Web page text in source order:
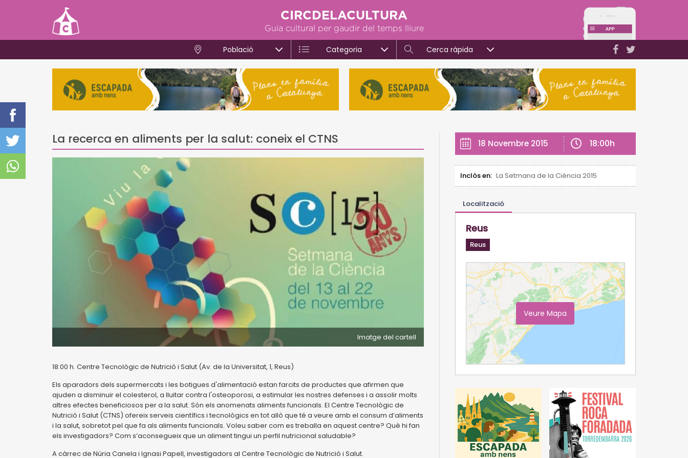
CIRCDELACULTURA
Guia cultural per gaudir del temps lliure
Població Categoria Cerca ràpida
La recerca en aliments per la salut: coneix el CTNS
Imatge del cartell
18:00 h. Centre Tecnològic de Nutrició i Salut (Av. de la Universitat, 1, Reus)
Els aparadors dels supermercats i les botigues d'alimentació estan farcits de productes que afirmen que
ajuden a disminuir el colesterol, a lluitar contra l'osteoporosi, a estimular les nostres defenses i a assolir molts
altres efectes beneficiosos per a la salut. Són els anomenats aliments funcionals. El Centre Tecnològic de
Nutrició i Salut (CTNS) ofereix serveis científics i tecnològics en tot allò que té a veure amb el consum d’aliments
i la salut, sobretot pel que fa als aliments funcionals. Voleu saber com es treballa en aquest centre? Què hi fan
els investigadors? Com s’aconsegueix que un aliment tingui un perfil nutricional saludable?
A càrrec de Núria Canela i Ignasi Papell, investigadors al Centre Tecnològic de Nutrició i Salut.
18 Novembre 2015 18:00h
Inclòs en: La Setmana de la Ciència 2015
Localització
Reus
Reus
Veure Mapa